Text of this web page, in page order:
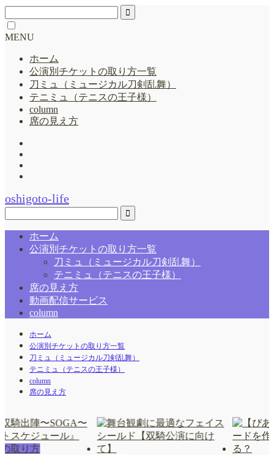
MENU
ホーム
公演別チケットの取り方一覧
刀ミュ（ミュージカル刀剣乱舞）
テニミュ（テニスの王子様）
column
席の見え方
oshigoto-life
ホーム
公演別チケットの取り方一覧
刀ミュ（ミュージカル刀剣乱舞）
テニミュ（テニスの王子様）
席の見え方
動画配信サービス
column
ホーム
公演別チケットの取り方一覧
刀ミュ（ミュージカル刀剣乱舞）
テニミュ（テニスの王子様）
column
席の見え方
取り方